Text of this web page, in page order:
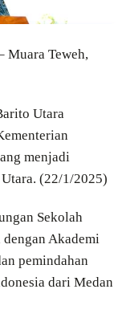
Muara Teweh,
Utara
menjadi
(22/1/2025)
Sekolah
Akademi
pemindahan
dari Medan